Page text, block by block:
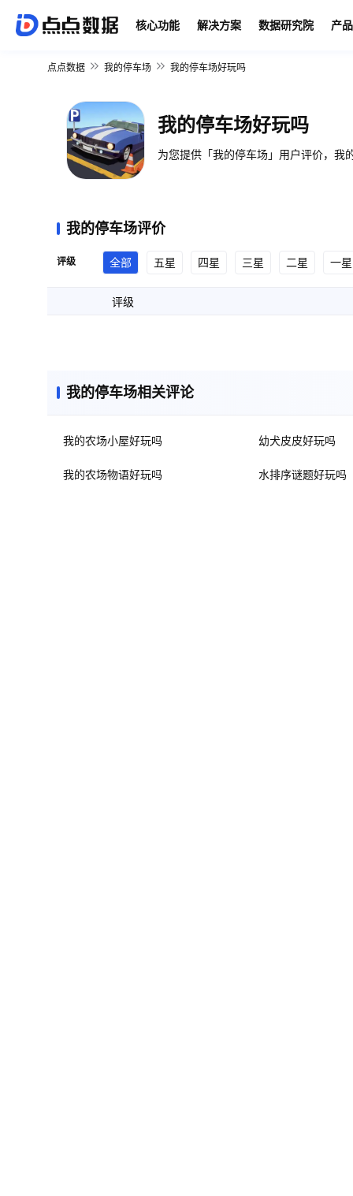
核心功能 解决方案 数据研究院 产
点点数据 我的停车场 我的停车场好玩吗
我的停车场好玩吗
为您提供「我的停车场」用户评价，我
我的停车场评价
评级 全部 五星 四星 三星 二星 一星
评级
我的停车场相关评论
我的农场小屋好玩吗 幼犬皮皮好玩吗
我的农场物语好玩吗 水排序谜题好玩吗